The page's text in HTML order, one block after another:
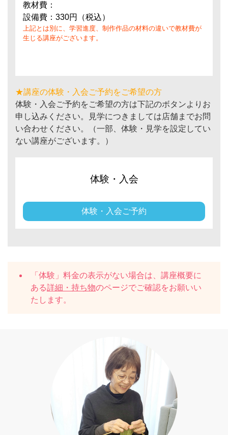
教材費：
設備費：330円（税込）
上記とは別に、学習進度、制作作品の材料の違いで教材費が
生じる講座がございます。
★講座の体験・入会ご予約をご希望の方
体験・入会ご予約をご希望の方は下記のボタンよりお
申し込みください。見学につきましては店舗までお問
い合わせください。（一部、体験・見学を設定してい
ない講座がございます。）
体験・入会
体験・入会ご予約
「体験」料金の表示がない場合は、講座概要に
ある詳細・持ち物のページでご確認をお願いい
たします。